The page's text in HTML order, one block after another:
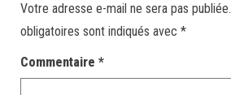
Votre adresse e-mail ne sera pas publiée.
obligatoires sont indiqués avec *
Commentaire *